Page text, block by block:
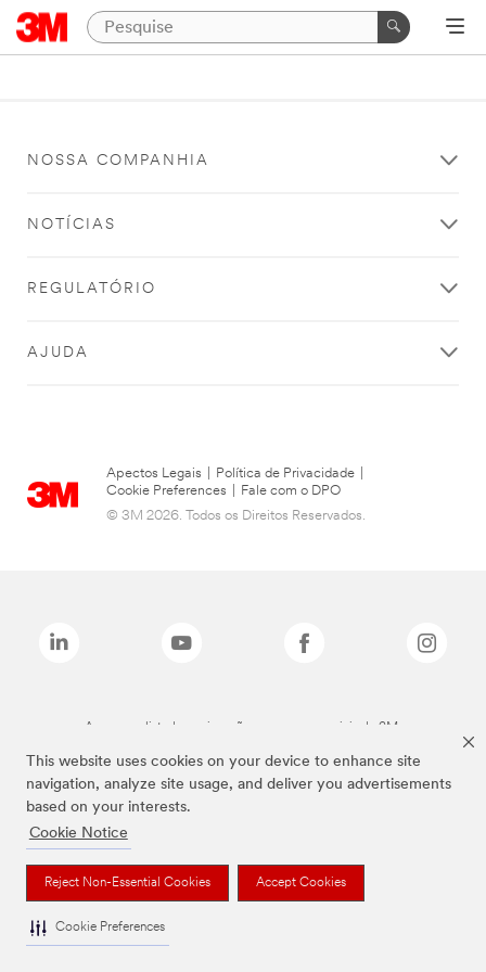
This website uses cookies on your device to enhance site
navigation, analyze site usage, and deliver you advertisements
based on your interests.
Cookie Notice
Reject Non-Essential Cookies Accept Cookies
Cookie Preferences
NOSSA COMPANHIA
NOTÍCIAS
REGULATÓRIO
AJUDA
Apectos Legais Política de Privacidade
Cookie Preferences
Fale com o DPO
© 3M 2026. Todos os Direitos Reservados.
As marcas listadas a cima são marcas comerciais da 3M.